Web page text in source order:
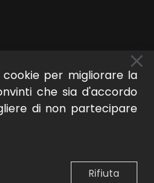
per migliorare la
che sia d'accordo
di non partecipare
Rifiuta